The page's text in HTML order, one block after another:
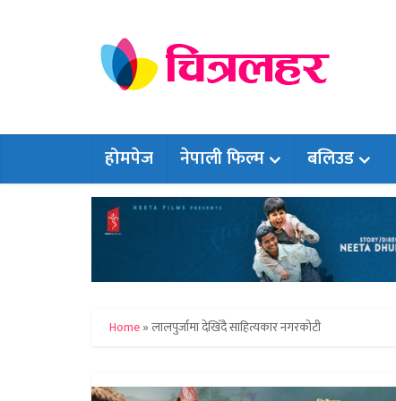
होमपेज नेपाली फिल्म बलिउड
Home»लालपुर्जामा देखिँदै साहित्यकार नगरकोटी